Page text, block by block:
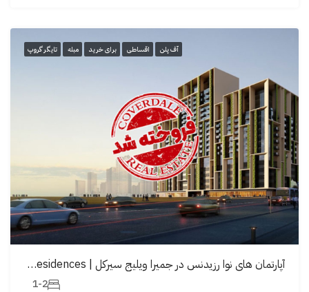
آف پلن اقساطی برای خرید مبله تایگر گروپ
آپارتمان های نوا رزیدنس در جمیرا ویلیج سيرکل | Neva Residences
1-2